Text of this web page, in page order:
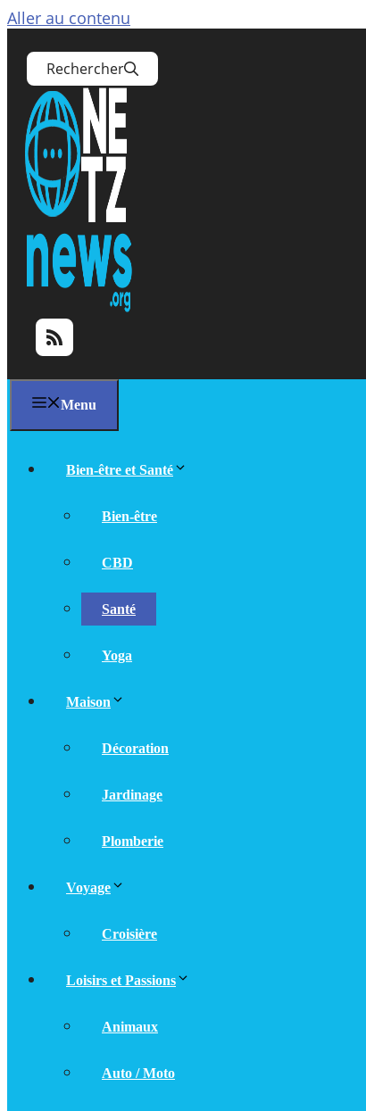
Aller au contenu
Rechercher
Menu
Bien-être et Santé
Bien-être
CBD
Santé
Yoga
Maison
Décoration
Jardinage
Plomberie
Voyage
Croisière
Loisirs et Passions
Animaux
Auto / Moto